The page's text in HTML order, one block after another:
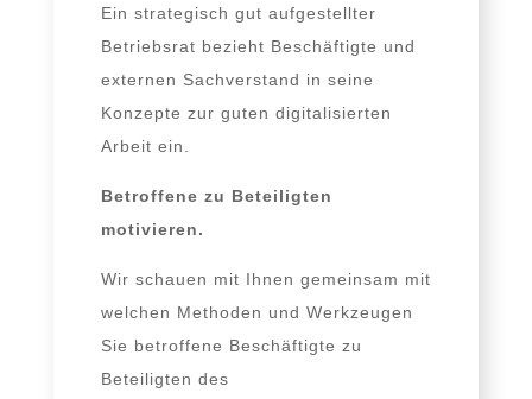
Ein stra­te­gisch gut auf­ge­stell­ter
Betriebsrat bezieht Beschäftigte und
exter­nen Sachverstand in sei­ne
Konzepte zur guten digi­ta­li­sier­ten
Arbeit ein.
Betroffene zu Beteiligten
motivieren.
Wir schau­en mit Ihnen gemein­sam mit
wel­chen Methoden und Werkzeugen
Sie betrof­fe­ne Beschäftigte zu
Beteiligten des